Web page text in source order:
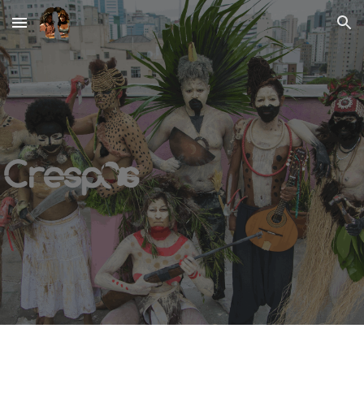
Skip to main content Skip to navigation